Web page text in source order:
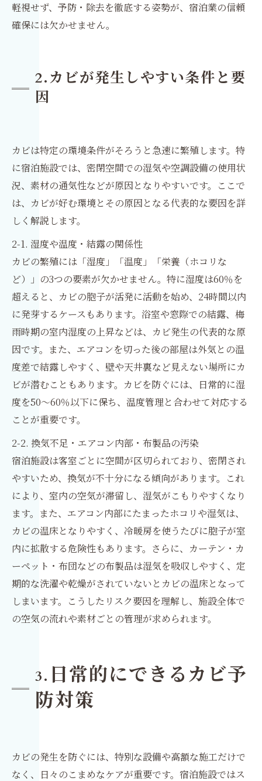
軽視せず、予防・除去を徹底する姿勢が、宿泊業の信頼
確保には欠かせません。
2.カビが発生しやすい条件と要
因
カビは特定の環境条件がそろうと急速に繁殖します。特
に宿泊施設では、密閉空間での湿気や空調設備の使用状
況、素材の通気性などが原因となりやすいです。ここで
は、カビが好む環境とその原因となる代表的な要因を詳
しく解説します。
2-1. 湿度や温度・結露の関係性
カビの繁殖には「湿度」「温度」「栄養（ホコリな
ど）」の3つの要素が欠かせません。特に湿度は60％を
超えると、カビの胞子が活発に活動を始め、24時間以内
に発芽するケースもあります。浴室や窓際での結露、梅
雨時期の室内湿度の上昇などは、カビ発生の代表的な原
因です。また、エアコンを切った後の部屋は外気との温
度差で結露しやすく、壁や天井裏など見えない場所にカ
ビが潜むこともあります。カビを防ぐには、日常的に湿
度を50〜60％以下に保ち、温度管理と合わせて対応する
ことが重要です。
2-2. 換気不足・エアコン内部・布製品の汚染
宿泊施設は客室ごとに空間が区切られており、密閉され
やすいため、換気が不十分になる傾向があります。これ
により、室内の空気が滞留し、湿気がこもりやすくなり
ます。また、エアコン内部にたまったホコリや湿気は、
カビの温床となりやすく、冷暖房を使うたびに胞子が室
内に拡散する危険性もあります。さらに、カーテン・カ
ーペット・布団などの布製品は湿気を吸収しやすく、定
期的な洗濯や乾燥がされていないとカビの温床となって
しまいます。こうしたリスク要因を理解し、施設全体で
の空気の流れや素材ごとの管理が求められます。
3. 日常的にできるカビ予
防対策
カビの発生を防ぐには、特別な設備や高額な施工だけで
なく、日々のこまめなケアが重要です。宿泊施設ではス